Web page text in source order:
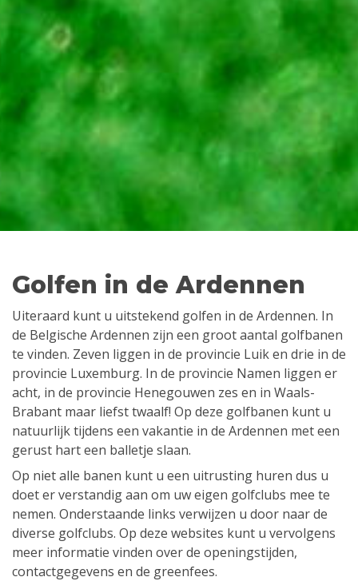
Golfen in de Ardennen
Uiteraard kunt u uitstekend golfen in de Ardennen. In
de Belgische Ardennen zijn een groot aantal golfbanen
te vinden. Zeven liggen in de provincie Luik en drie in de
provincie Luxemburg. In de provincie Namen liggen er
acht, in de provincie Henegouwen zes en in Waals-
Brabant maar liefst twaalf! Op deze golfbanen kunt u
natuurlijk tijdens een vakantie in de Ardennen met een
gerust hart een balletje slaan.
Op niet alle banen kunt u een uitrusting huren dus u
doet er verstandig aan om uw eigen golfclubs mee te
nemen. Onderstaande links verwijzen u door naar de
diverse golfclubs. Op deze websites kunt u vervolgens
meer informatie vinden over de openingstijden,
contactgegevens en de greenfees.